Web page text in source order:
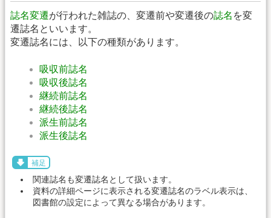
誌名変遷が行われた雑誌の、変遷前や変遷後の誌名 を変
遷誌名といいます。
変遷誌名には、以下の種類があります。
吸収前誌名
吸収後誌名
継続前誌名
継続後誌名
派生前誌名
派生後誌名
補足
関連誌名も変遷誌名として扱います。
資料の詳細ページに表示される変遷誌名のラベル表示は、
図書館の設定によって異なる場合があります。